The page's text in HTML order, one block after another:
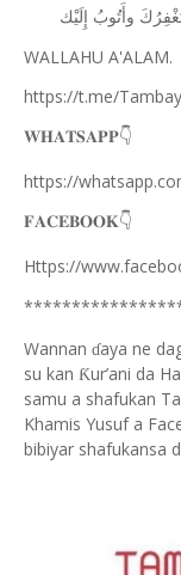
ﻭﺃَﺗُﻮﺏُ ﺇِﻟَﻴْﻚ
WALLAHU A'ALAM.
https://t.me/
𝐖𝐇𝐀𝐓𝐒𝐀𝐏𝐏👇
https://
𝐅𝐀𝐂𝐄𝐁𝐎𝐎𝐊👇
Https://
Wannan ɗaya ne
su kan Ƙur’ani da
samu a shafukan
Khamis Yusuf a
bibiyar shafukansa